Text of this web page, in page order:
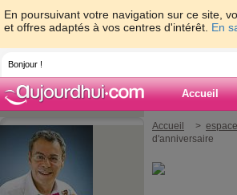
En poursuivant votre navigation sur ce site,
et offres adaptés à vos centres d'intérêt. En
Bonjour !
Accueil
Accueil >
d'anniversaire